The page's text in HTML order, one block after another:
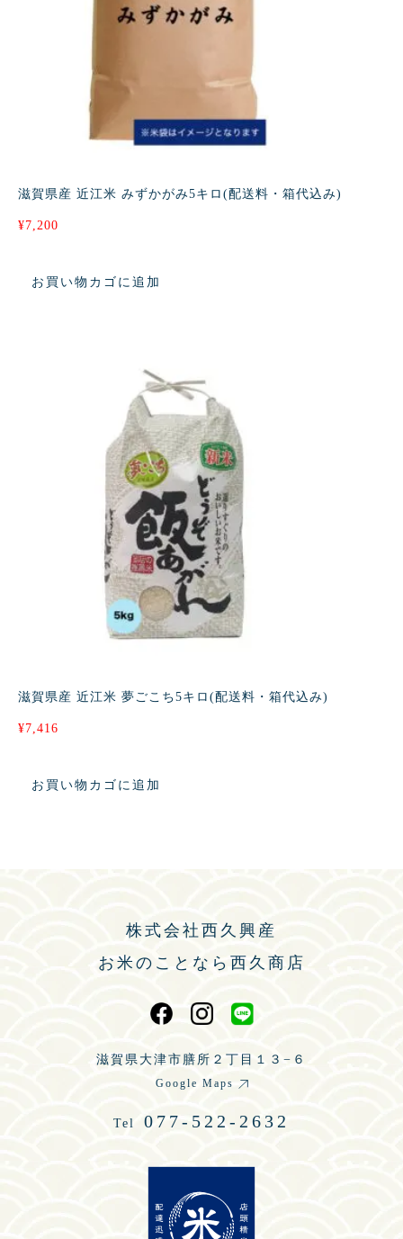
滋賀県産 近江米 みずかがみ5キロ(配送料・箱代込み)
¥7,200
お買い物カゴに追加
滋賀県産 近江米 夢ごこち5キロ(配送料・箱代込み)
¥7,416
お買い物カゴに追加
株式会社西久興産
お米のことなら西久商店
滋賀県大津市膳所２丁目１３−６
Google Maps
Tel 077-522-2632